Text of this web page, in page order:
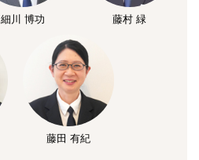
細川 博功 藤村 緑
藤田 有紀